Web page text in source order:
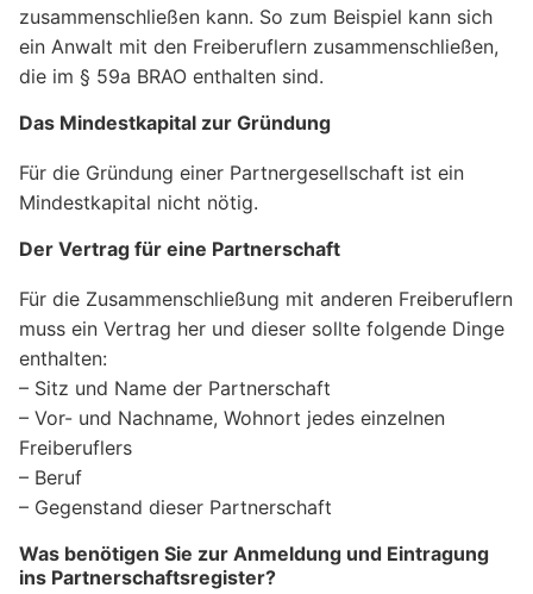
zusammenschließen kann. So zum Beispiel kann sich
ein Anwalt mit den Freiberuflern zusammenschließen,
die im § 59a BRAO enthalten sind.
Das Mindestkapital zur Gründung
Für die Gründung einer Partnergesellschaft ist ein
Mindestkapital nicht nötig.
Der Vertrag für eine Partnerschaft
Für die Zusammenschließung mit anderen Freiberuflern
muss ein Vertrag her und dieser sollte folgende Dinge
enthalten:
– Sitz und Name der Partnerschaft
– Vor- und Nachname, Wohnort jedes einzelnen
Freiberuflers
– Beruf
– Gegenstand dieser Partnerschaft
Was benötigen Sie zur Anmeldung und Eintragung
ins Partnerschaftsregister?